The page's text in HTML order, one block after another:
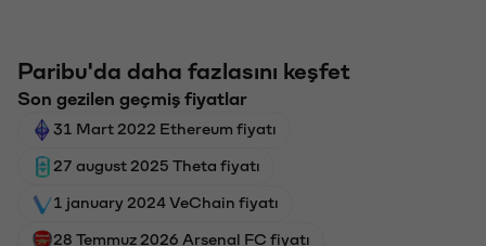
Paribu'da daha fazlasını keşfet
Son gezilen geçmiş fiyatlar
31 Mart 2022 Ethereum fiyatı
27 august 2025 Theta fiyatı
1 january 2024 VeChain fiyatı
28 Temmuz 2026 Arsenal FC fiyatı